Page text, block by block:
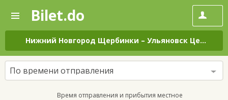
—
Поиск
и
покупка
билетов
на
автобус
онлайн
Bilet.do
Нижний Новгород Щербинки – Ульяновск Центральный АВ
По времени отправления
Время отправления и прибытия местное